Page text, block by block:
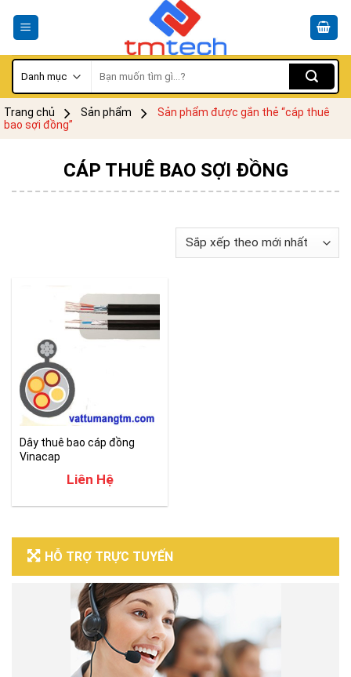
kiếm:
Trang chủ Sản phẩm
Sản phẩm được gắn thẻ “cáp thuê
bao sợi đồng”
HỖ TRỢ TRỰC TUYẾN
CÁP THUÊ BAO SỢI ĐỒNG
Dây thuê bao cáp đồng
Vinacap
Liên Hệ